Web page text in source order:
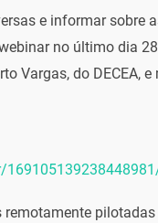
e informar sobre
no último dia
Vargas, do DECEA,